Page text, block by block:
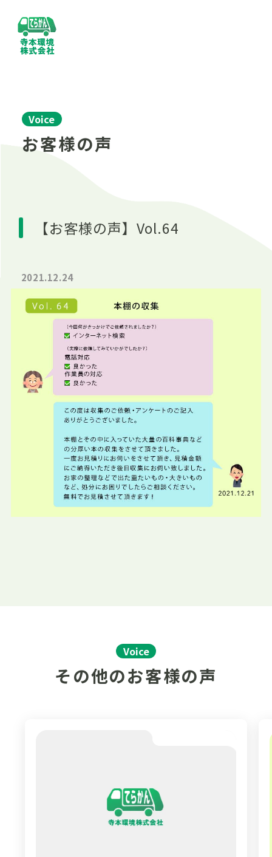
Voice
お客様の声
【お客様の声】Vol.64
2021.12.24
Voice
その他のお客様の声